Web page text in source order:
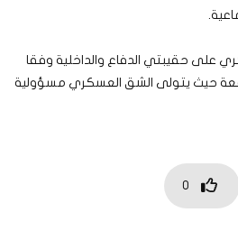
على حقيبتي الدفاع والداخلية وفقا
حيث يتولى الشق العسكري مسؤولية
0